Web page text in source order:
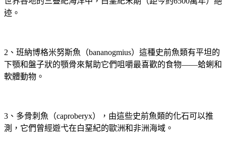
迹。
2、班納博格米努斯魚（bananogmius）這種史前魚類有平坦的
下顎和盤子狀的顎骨來幫助它們咀嚼最喜歡的食物——蛤蜊和
軟體動物。
3、多骨刺魚（caproberyx），由這些史前魚類的化石可以推
測，它們曾經遊弋在白堊紀的歐洲和非洲海域。